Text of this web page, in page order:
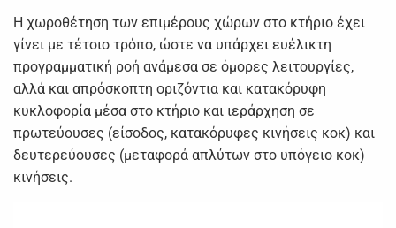
Η χωροθέτηση των επιμέρους χώρων στο κτήριο έχει
γίνει με τέτοιο τρόπο, ώστε να υπάρχει ευέλικτη
προγραμματική ροή ανάμεσα σε όμορες λειτουργίες,
αλλά και απρόσκοπτη οριζόντια και κατακόρυφη
κυκλοφορία μέσα στο κτήριο και ιεράρχηση σε
πρωτεύουσες (είσοδος, κατακόρυφες κινήσεις κοκ) και
δευτερεύουσες (μεταφορά απλύτων στο υπόγειο κοκ)
κινήσεις.